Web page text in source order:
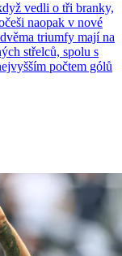
vedli o tři branky,
naopak v nové
triumfy mají na
střelců, spolu s
počtem gólů